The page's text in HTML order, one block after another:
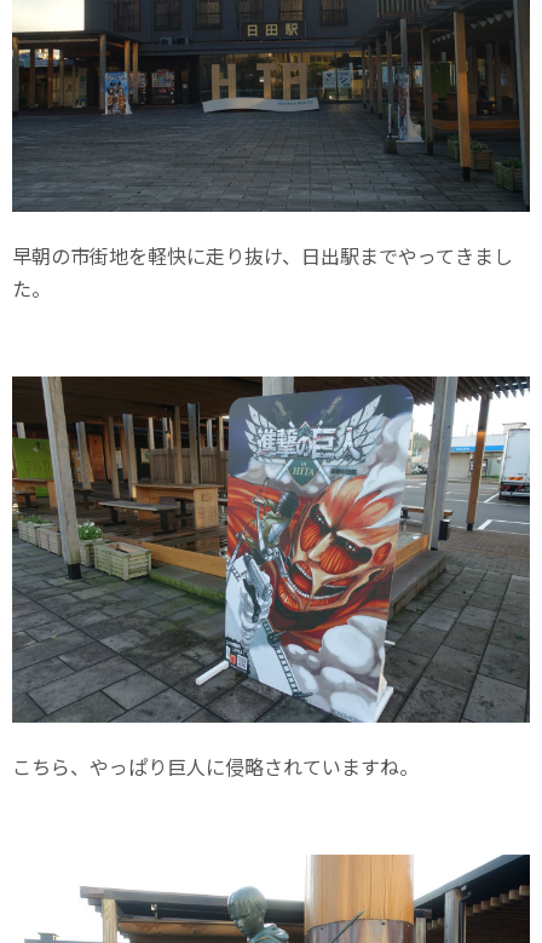
早朝の市街地を軽快に走り抜け、日出駅までやってきまし
た。
こちら、やっぱり巨人に侵略されていますね。